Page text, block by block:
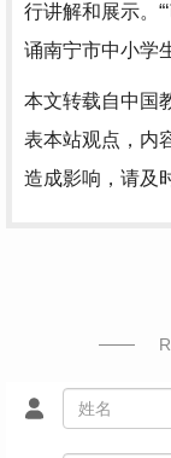
行讲解和展示。
诵南宁市中小学
本文转载自中国
表本站观点，内
造成影响，请及